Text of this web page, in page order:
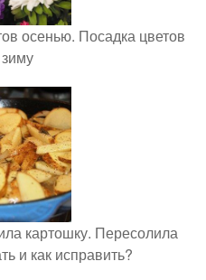
осенью. Посадка цветов
картошку. Пересолила
и как исправить?